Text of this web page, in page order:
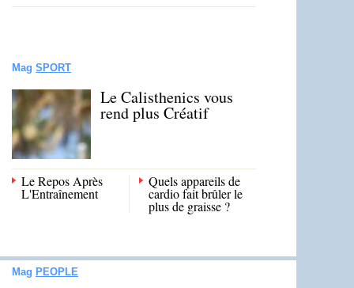
Mag SPORT
Le Calisthenics vous
rend plus Créatif
Le Repos Après
L'Entraînement
Quels appareils de
cardio fait brûler le
plus de graisse ?
Mag PEOPLE